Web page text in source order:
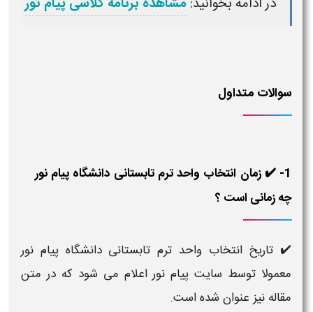
سوالات متداول
1- ✔️ زمان انتخاب واحد ترم تابستانی دانشگاه پیام نور
چه زمانی است ؟
✔️ تاریخ انتخاب واحد ترم تابستانی دانشگاه پیام نور
معمولا توسط سایت پیام نور اعلام می شود که در متن
مقاله نیز عنوان شده است.